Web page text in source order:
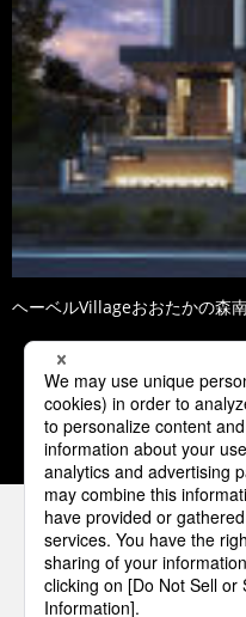
ヘーベルVillageおおたかの森
1 2 3
パナソニックの